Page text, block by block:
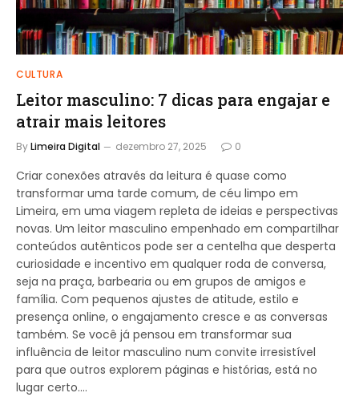
CULTURA
Leitor masculino: 7 dicas para engajar e
atrair mais leitores
ByLimeira Digital dezembro 27, 2025 0
Criar conexões através da leitura é quase como
transformar uma tarde comum, de céu limpo em
Limeira, em uma viagem repleta de ideias e perspectivas
novas. Um leitor masculino empenhado em compartilhar
conteúdos autênticos pode ser a centelha que desperta
curiosidade e incentivo em qualquer roda de conversa,
seja na praça, barbearia ou em grupos de amigos e
família. Com pequenos ajustes de atitude, estilo e
presença online, o engajamento cresce e as conversas
também. Se você já pensou em transformar sua
influência de leitor masculino num convite irresistível
para que outros explorem páginas e histórias, está no
lugar certo.…